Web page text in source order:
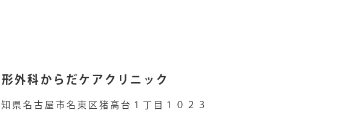
外科からだケアクリニック
知県名古屋市名東区猪高台１丁目１０２３